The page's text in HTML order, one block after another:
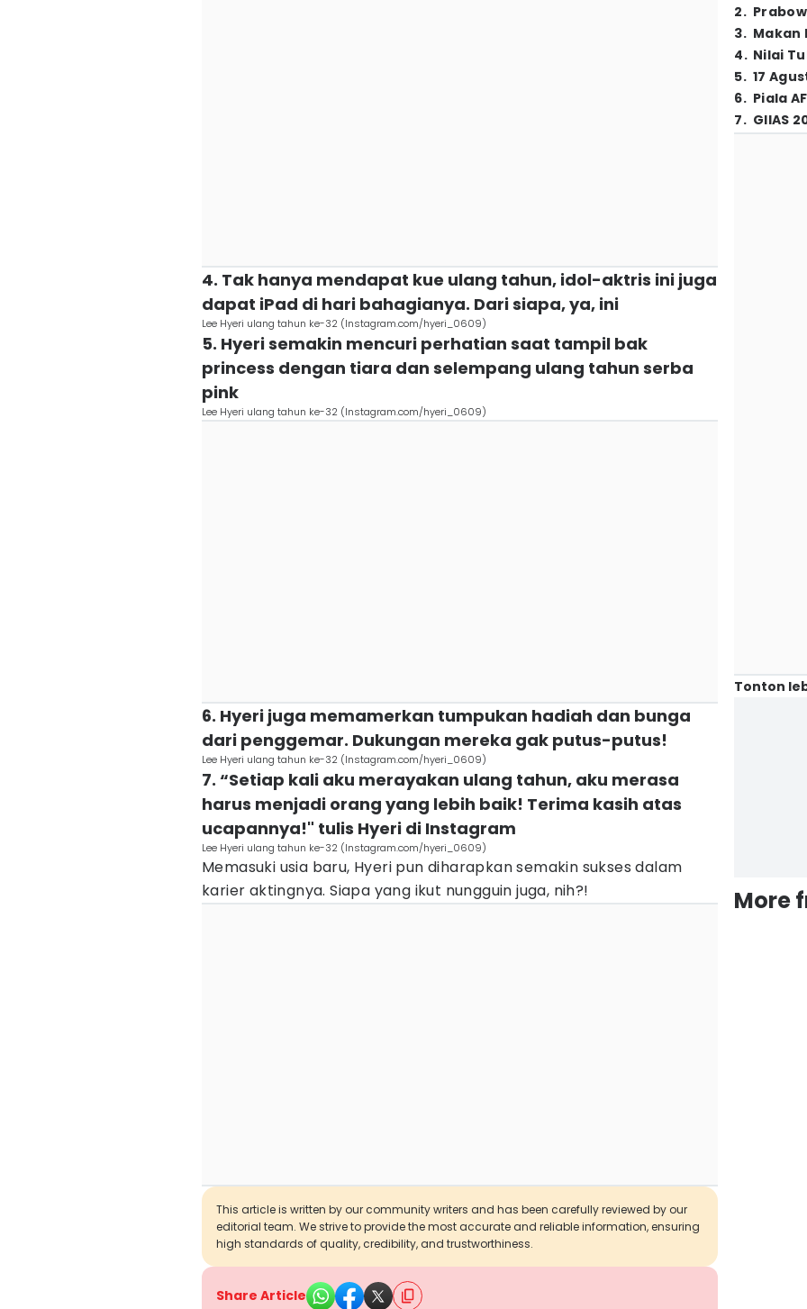
4. Tak hanya mendapat kue ulang tahun, idol-aktris ini juga
dapat iPad di hari bahagianya. Dari siapa, ya, ini
Lee Hyeri ulang tahun ke-32 (Instagram.com/hyeri_0609)
5. Hyeri semakin mencuri perhatian saat tampil bak
princess dengan tiara dan selempang ulang tahun serba
pink
Lee Hyeri ulang tahun ke-32 (Instagram.com/hyeri_0609)
6. Hyeri juga memamerkan tumpukan hadiah dan bunga
dari penggemar. Dukungan mereka gak putus-putus!
Lee Hyeri ulang tahun ke-32 (Instagram.com/hyeri_0609)
7. “Setiap kali aku merayakan ulang tahun, aku merasa
harus menjadi orang yang lebih baik! Terima kasih atas
ucapannya!" tulis Hyeri di Instagram
Lee Hyeri ulang tahun ke-32 (Instagram.com/hyeri_0609)
Memasuki usia baru, Hyeri pun diharapkan semakin sukses dalam
karier aktingnya. Siapa yang ikut nungguin juga, nih?!
This article is written by our community writers and has been carefully reviewed by our
editorial team. We strive to provide the most accurate and reliable information, ensuring
high standards of quality, credibility, and trustworthiness.
Share Article
2.
3. Makan
4. Nilai
5. 17
6. Piala
7. GIIAS
Tonton
More